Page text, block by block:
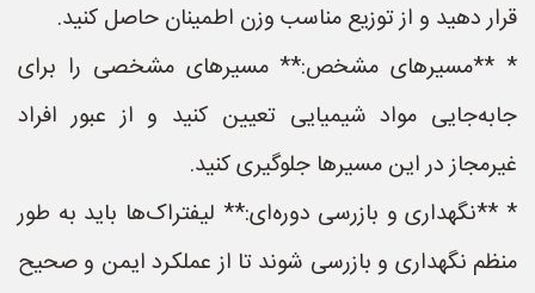
قرار دهید و از توزیع مناسب وزن اطمینان حاصل کنید.
* **مسیرهای مشخص:** مسیرهای مشخصی را برای
جابه‌جایی مواد شیمیایی تعیین کنید و از عبور افراد
غیرمجاز در این مسیرها جلوگیری کنید.
* **نگهداری و بازرسی دوره‌ای:** لیفتراک‌ها باید به طور
منظم نگهداری و بازرسی شوند تا از عملکرد ایمن و صحیح